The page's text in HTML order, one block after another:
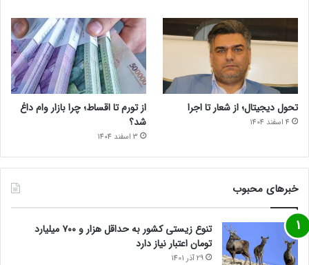
تحول دیجیتال؛ از شعار تا اجرا
4 اسفند 1404
از تورم تا اقساط؛ چرا بازار وام داغ
شد؟
3 اسفند 1404
خبرهای محبوب
تنوع زیستی کشور به حداقل هزار و ۷۰۰ میلیارد
تومان اعتبار نیاز دارد
29 آذر 1401